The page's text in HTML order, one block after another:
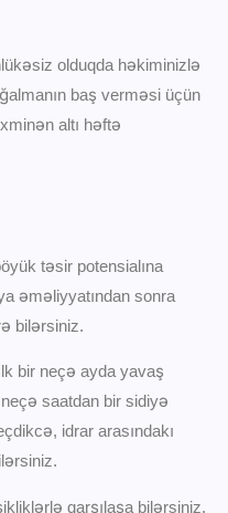
olduqda həkiminizlə
baş verməsi üçün
altı həftə
təsir potensialına
əməliyyatından sonra
bilərsiniz.
bir neçə ayda yavaş
saatdan bir sidiyə
idrar arasındakı
qarşılaşa bilərsiniz.